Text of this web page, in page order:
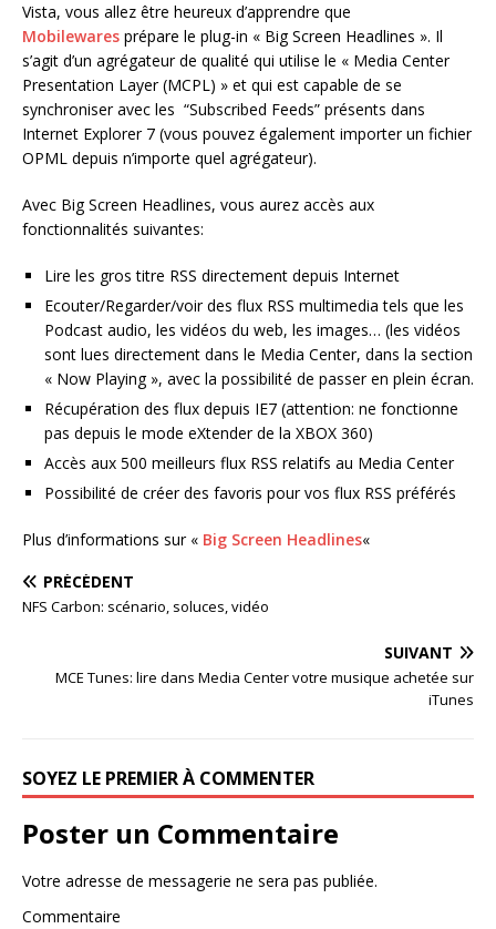
Vista, vous allez être heureux d’apprendre que
Mobilewares prépare le plug-in « Big Screen Headlines ». Il
s’agit d’un agrégateur de qualité qui utilise le « Media Center
Presentation Layer (MCPL) » et qui est capable de se
synchroniser avec les “Subscribed Feeds” présents dans
Internet Explorer 7 (vous pouvez également importer un fichier
OPML depuis n’importe quel agrégateur).
Avec Big Screen Headlines, vous aurez accès aux
fonctionnalités suivantes:
Lire les gros titre RSS directement depuis Internet
Ecouter/Regarder/voir des flux RSS multimedia tels que les
Podcast audio, les vidéos du web, les images… (les vidéos
sont lues directement dans le Media Center, dans la section
« Now Playing », avec la possibilité de passer en plein écran.
Récupération des flux depuis IE7 (attention: ne fonctionne
pas depuis le mode eXtender de la XBOX 360)
Accès aux 500 meilleurs flux RSS relatifs au Media Center
Possibilité de créer des favoris pour vos flux RSS préférés
Plus d’informations sur « Big Screen Headlines«
PRÉCÉDENT
NFS Carbon: scénario, soluces, vidéo
SUIVANT
MCE Tunes: lire dans Media Center votre musique achetée sur
iTunes
SOYEZ LE PREMIER À COMMENTER
Poster un Commentaire
Votre adresse de messagerie ne sera pas publiée.
Commentaire